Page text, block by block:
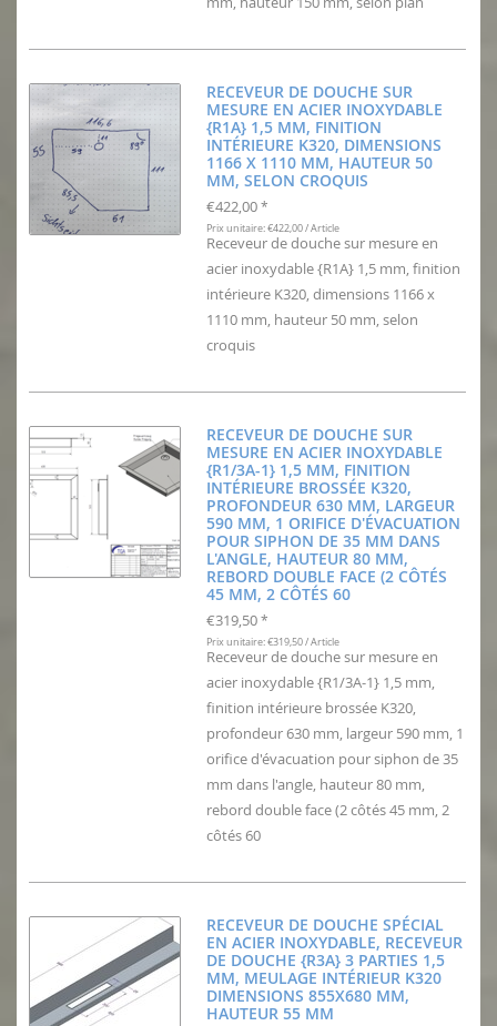
RECEVEUR DE DOUCHE SUR
MESURE EN ACIER INOXYDABLE
{R1A} 1,5 MM, FINITION
INTÉRIEURE K320, DIMENSIONS
1166 X 1110 MM, HAUTEUR 50
MM, SELON CROQUIS
€422,00 *
Prix unitaire: €422,00 / Article
Receveur de douche sur mesure en
acier inoxydable {R1A} 1,5 mm, finition
intérieure K320, dimensions 1166 x
1110 mm, hauteur 50 mm, selon
croquis
RECEVEUR DE DOUCHE SUR
MESURE EN ACIER INOXYDABLE
{R1/3A-1} 1,5 MM, FINITION
INTÉRIEURE BROSSÉE K320,
PROFONDEUR 630 MM, LARGEUR
590 MM, 1 ORIFICE D'ÉVACUATION
POUR SIPHON DE 35 MM DANS
L'ANGLE, HAUTEUR 80 MM,
REBORD DOUBLE FACE (2 CÔTÉS
45 MM, 2 CÔTÉS 60
€319,50 *
Prix unitaire: €319,50 / Article
Receveur de douche sur mesure en
acier inoxydable {R1/3A-1} 1,5 mm,
finition intérieure brossée K320,
profondeur 630 mm, largeur 590 mm, 1
orifice d'évacuation pour siphon de 35
mm dans l'angle, hauteur 80 mm,
rebord double face (2 côtés 45 mm, 2
côtés 60
RECEVEUR DE DOUCHE SPÉCIAL
EN ACIER INOXYDABLE, RECEVEUR
DE DOUCHE {R3A} 3 PARTIES 1,5
MM, MEULAGE INTÉRIEUR K320
DIMENSIONS 855X680 MM,
HAUTEUR 55 MM